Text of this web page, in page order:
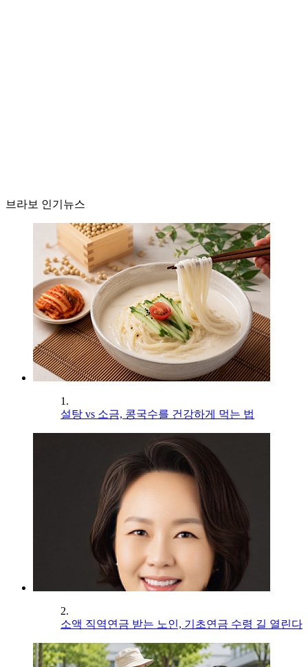
브라보 인기뉴스
1.
설탕 vs 소금, 콩국수를 건강하게 먹는 법
2.
소액 직역연금 받는 노인, 기초연금 수령 길 열린다